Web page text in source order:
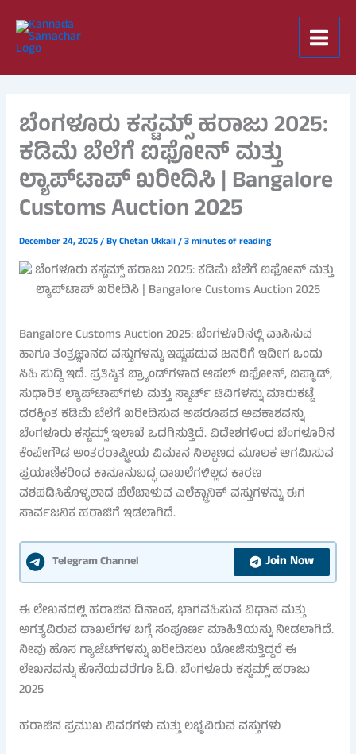
content
ಬೆಂಗಳೂರು ಕಸ್ಟಮ್ಸ್ ಹರಾಜು 2025:
ಕಡಿಮೆ ಬೆಲೆಗೆ ಐಫೋನ್ ಮತ್ತು
ಲ್ಯಾಪ್‌ಟಾಪ್ ಖರೀದಿಸಿ | Bangalore
Customs Auction 2025
December 24, 2025/ ByChetan Ukkali/3 minutes of reading
Bangalore Customs Auction 2025: ಬೆಂಗಳೂರಿನಲ್ಲಿ ವಾಸಿಸುವ
ಹಾಗೂ ತಂತ್ರಜ್ಞಾನದ ವಸ್ತುಗಳನ್ನು ಇಷ್ಟಪಡುವ ಜನರಿಗೆ ಇದೀಗ ಒಂದು
ಸಿಹಿ ಸುದ್ದಿ ಇದೆ. ಪ್ರತಿಷ್ಠಿತ ಬ್ರ್ಯಾಂಡ್‌ಗಳಾದ ಆಪಲ್ ಐಫೋನ್, ಐಪ್ಯಾಡ್,
ಸುಧಾರಿತ ಲ್ಯಾಪ್‌ಟಾಪ್‌ಗಳು ಮತ್ತು ಸ್ಮಾರ್ಟ್ ಟಿವಿಗಳನ್ನು ಮಾರುಕಟ್ಟೆ
ದರಕ್ಕಿಂತ ಕಡಿಮೆ ಬೆಲೆಗೆ ಖರೀದಿಸುವ ಅಪರೂಪದ ಅವಕಾಶವನ್ನು
ಬೆಂಗಳೂರು ಕಸ್ಟಮ್ಸ್ ಇಲಾಖೆ ಒದಗಿಸುತ್ತಿದೆ. ವಿದೇಶಗಳಿಂದ ಬೆಂಗಳೂರಿನ
ಕೆಂಪೇಗೌಡ ಅಂತರರಾಷ್ಟ್ರೀಯ ವಿಮಾನ ನಿಲ್ದಾಣದ ಮೂಲಕ ಆಗಮಿಸುವ
ಪ್ರಯಾಣಿಕರಿಂದ ಕಾನೂನುಬದ್ಧ ದಾಖಲೆಗಳಿಲ್ಲದ ಕಾರಣ
ವಶಪಡಿಸಿಕೊಳ್ಳಲಾದ ಬೆಲೆಬಾಳುವ ಎಲೆಕ್ಟ್ರಾನಿಕ್ ವಸ್ತುಗಳನ್ನು ಈಗ
ಸಾರ್ವಜನಿಕ ಹರಾಜಿಗೆ ಇಡಲಾಗಿದೆ.
Telegram Channel Join Now
ಈ ಲೇಖನದಲ್ಲಿ ಹರಾಜಿನ ದಿನಾಂಕ, ಭಾಗವಹಿಸುವ ವಿಧಾನ ಮತ್ತು
ಅಗತ್ಯವಿರುವ ದಾಖಲೆಗಳ ಬಗ್ಗೆ ಸಂಪೂರ್ಣ ಮಾಹಿತಿಯನ್ನು ನೀಡಲಾಗಿದೆ.
ನೀವು ಹೊಸ ಗ್ಯಾಜೆಟ್‌ಗಳನ್ನು ಖರೀದಿಸಲು ಯೋಜಿಸುತ್ತಿದ್ದರೆ ಈ
ಲೇಖನವನ್ನು ಕೊನೆಯವರೆಗೂ ಓದಿ. ಬೆಂಗಳೂರು ಕಸ್ಟಮ್ಸ್ ಹರಾಜು
2025
ಹರಾಜಿನ ಪ್ರಮುಖ ವಿವರಗಳು ಮತ್ತು ಲಭ್ಯವಿರುವ ವಸ್ತುಗಳು